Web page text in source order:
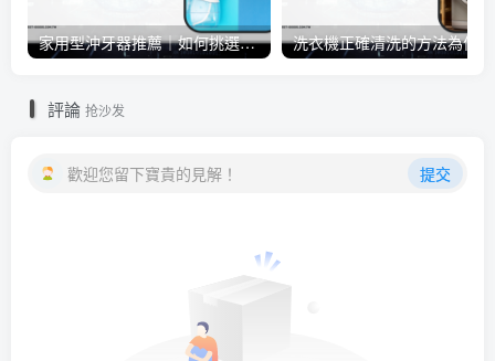
家用型沖牙器推薦｜如何挑選沖牙器？徹底解除牙垢隙縫問題就看這篇！
評論 抢沙发
歡迎您留下寶貴的見解！ 提交